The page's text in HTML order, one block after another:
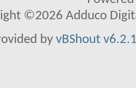
©2026 Adduco
by vBShout